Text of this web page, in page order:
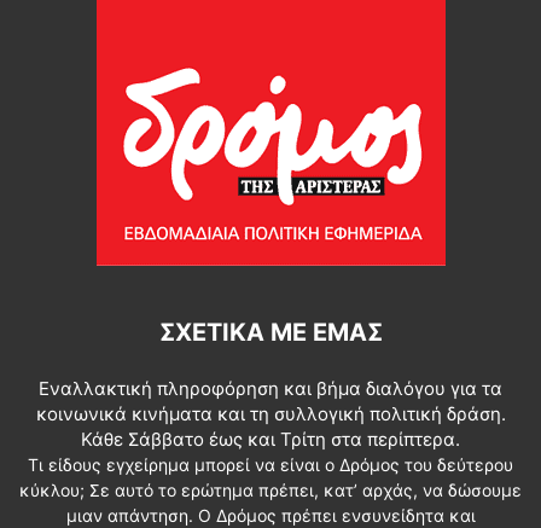
ΣΧΕΤΙΚΆ ΜΕ ΕΜΆΣ
Εναλλακτική πληροφόρηση και βήμα διαλόγου για τα
κοινωνικά κινήματα και τη συλλογική πολιτική δράση.
Κάθε Σάββατο έως και Τρίτη στα περίπτερα.
Τι είδους εγχείρημα μπορεί να είναι ο Δρόμος του δεύτερου
κύκλου; Σε αυτό το ερώτημα πρέπει, κατ’ αρχάς, να δώσουμε
μιαν απάντηση. Ο Δρόμος πρέπει ενσυνείδητα και